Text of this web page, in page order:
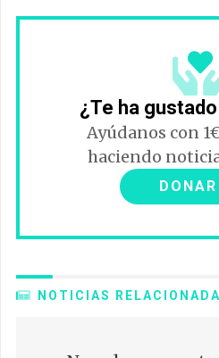
¿Te ha
Ayúdanos con
haciendo
NOTICIAS